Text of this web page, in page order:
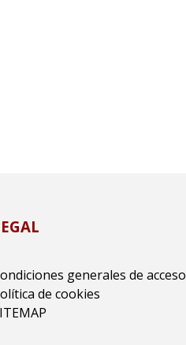
generales de acceso
de cookies